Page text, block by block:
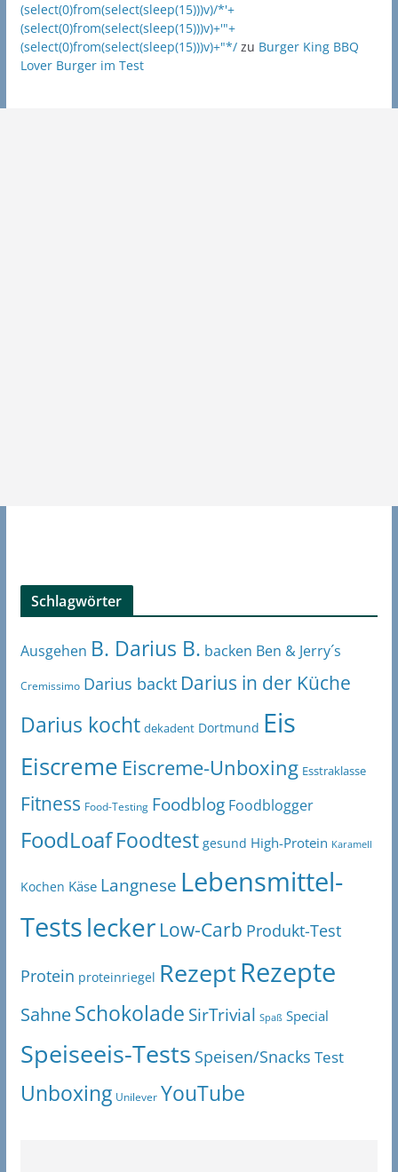
(select(0)from(select(sleep(15)))v)/*'+
(select(0)from(select(sleep(15)))v)+'"+
(select(0)from(select(sleep(15)))v)+"*/zu Burger King BBQ
Lover Burger im Test
Schlagwörter
Ausgehen B. Darius B. backen Ben & Jerry´s
Cremissimo Darius backt Darius in der Küche
Darius kocht dekadent Dortmund Eis
Eiscreme Eiscreme-Unboxing Esstraklasse
Fitness Food-Testing Foodblog Foodblogger
FoodLoaf Foodtest gesund High-Protein Karamell
Kochen Käse Langnese Lebensmittel-
Testslecker Low-Carb Produkt-Test
Protein proteinriegel RezeptRezepte
SahneSchokolade SirTrivial Spaß Special
Speiseeis-Tests Speisen/Snacks Test
Unboxing Unilever YouTube